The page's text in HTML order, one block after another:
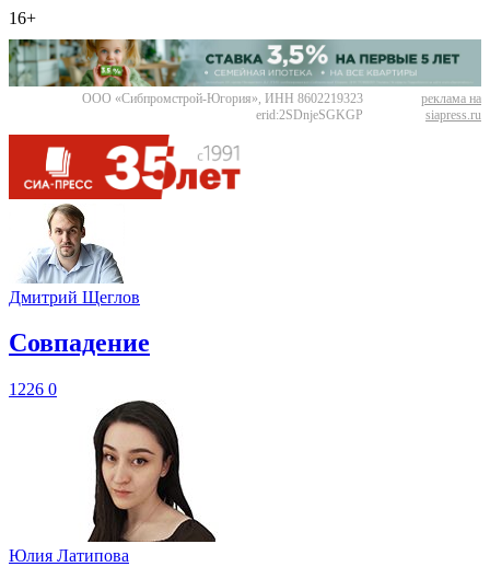
16+
ООО «Сибпромстрой-Югория», ИНН 8602219323
erid:2SDnjeSGKGP
реклама на
siapress.ru
Дмитрий Щеглов
​Совпадение
1226 0
Юлия Латипова